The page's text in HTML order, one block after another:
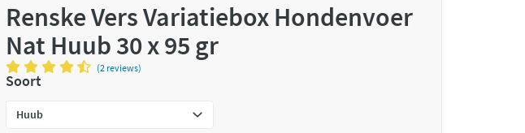
Renske Vers Variatiebox Hondenvoer
Nat Huub 30 x 95 gr
(2 reviews)
Soort